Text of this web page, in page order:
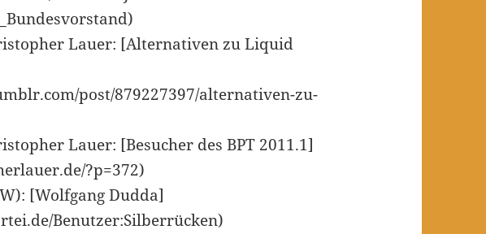
Lauer: [Alternativen zu Liquid
post/879227397/alternativen-zu-
Lauer: [Besucher des BPT 2011.1]
?p=372)
[Wolfgang Dudda]
Benutzer:Silberrücken)